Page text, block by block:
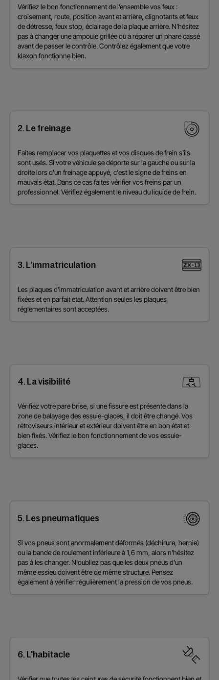
Vérifiez le bon fonctionnement de l’ensemble vos feux :
croisement, route, position avant et arrière, clignotants et feux
de détresse, feux stop, éclairage de la plaque arrière. N’hésitez
pas à changer une ampoule grillée ou à réparer un phare cassé
avant de passer le contrôle. Contrôlez également que votre
klaxon fonctionne bien.
2. Le freinage
Faites remplacer vos plaquettes et vos disques de frein s'ils
sont usés. Si votre véhicule se déporte sur la gauche ou sur la
droite lors d'un freinage appuyé, c'est le signe de freins en
mauvais état. Dans ce cas faites vérifier vos freins par un
professionnel. Vérifiez également le niveau du liquide de frein.
3. L'immatriculation
Les plaques d'immatriculation avant et arrière doivent être bien
fixées et en parfait état. Attention seules les plaques
réglementaires sont acceptées.
4. La visibilité
Vérifiez votre pare brise, si une fissure est présente dans la
zone de balayage des essuie-glaces, il doit être changé. Vos
rétroviseurs intérieur et extérieur doivent être en bon état et
bien fixés. Vérifiez le bon fonctionnement de vos essuie-
glaces.
5. Les pneumatiques
Si vos pneus sont anormalement déformés (déchirure, hernie)
ou la bande de roulement inférieure à 1,6 mm, alors n'hésitez
pas à les changer. N'oubliez pas que les deux pneus d'un
même essieu doivent être de même structure. Pensez
également à vérifier régulièrement la pression de vos pneus.
6. L'habitacle